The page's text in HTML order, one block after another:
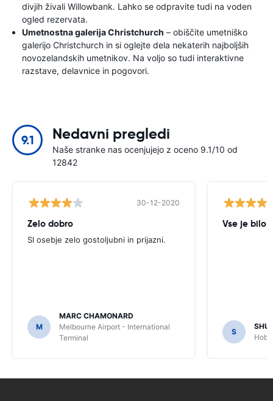
divjih živali Willowbank. Lahko se odpravite tudi na voden
ogled rezervata.
Umetnostna galerija Christchurch – obiščite umetniško
galerijo Christchurch in si oglejte dela nekaterih najboljših
novozelandskih umetnikov. Na voljo so tudi interaktivne
razstave, delavnice in pogovori.
9.1 Nedavni pregledi
Naše stranke nas ocenjujejo z oceno 9.1/10 od
12842
30-12-2020
Zelo dobro
SI osebje zelo gostoljubni in prijazni.
M
MARC CHAMONARD
Melbourne Airport - International
Terminal
Vse je bilo
S